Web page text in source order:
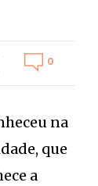
0
na
que
a